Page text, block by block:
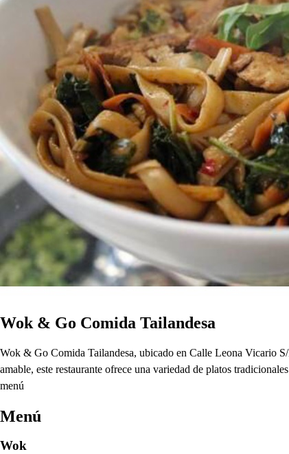
Wok & Go Comida Tailandesa
Wok & Go Comida Tailandesa, ubicado en Calle Leona Vicario
amable, este restaurante ofrece una variedad de platos
menú
Menú
Wok